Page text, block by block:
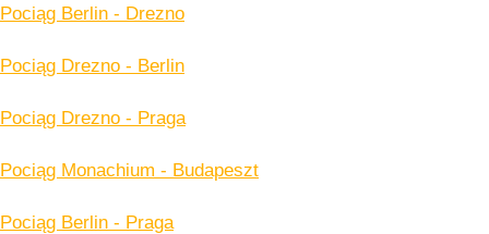
Pociąg Berlin - Drezno
Pociąg Drezno - Berlin
Pociąg Drezno - Praga
Pociąg Monachium - Budapeszt
Pociąg Berlin - Praga